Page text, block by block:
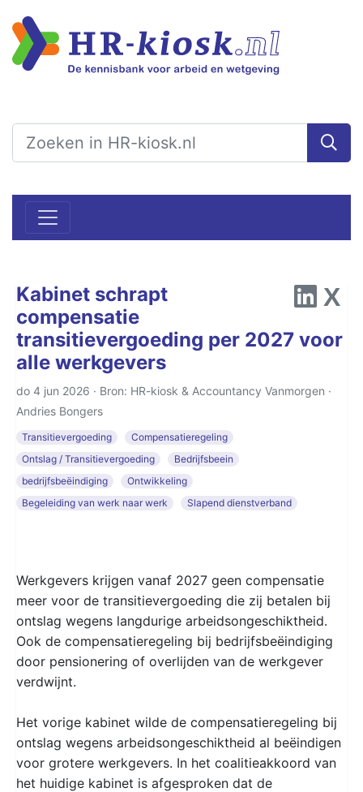
Kabinet schrapt
compensatie
transitievergoeding per 2027 voor
alle werkgevers
do 4 jun 2026 · Bron: HR-kiosk & Accountancy Vanmorgen ·
Andries Bongers
Transitievergoeding
Compensatieregeling
Ontslag / Transitievergoeding
Bedrijfsbeein
bedrijfsbeëindiging
Ontwikkeling
Begeleiding van werk naar werk
Slapend dienstverband
Werkgevers krijgen vanaf 2027 geen compensatie
meer voor de transitievergoeding die zij betalen bij
ontslag wegens langdurige arbeidsongeschiktheid.
Ook de compensatieregeling bij bedrijfsbeëindiging
door pensionering of overlijden van de werkgever
verdwijnt.
Het vorige kabinet wilde de compensatieregeling bij
ontslag wegens arbeidsongeschiktheid al beëindigen
voor grotere werkgevers. In het coalitieakkoord van
het huidige kabinet is afgesproken dat de